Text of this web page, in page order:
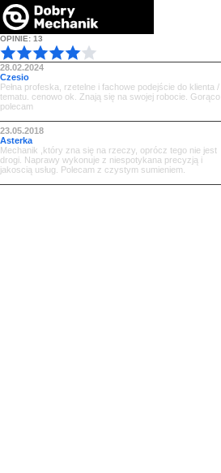
OPINIE: 13
28.02.2024
Czesio
Pełna profeska, rzetelne i fachowe podejście do klienta /
tematu. cenowo ok. Znają się na swojej robocie. Gorąco
polecam
23.05.2018
Asterka
Mechanik ,który zna się na rzeczy, oprócz tego nie jest
drogi. Naprawy wykonuje z niespotykana precyzją i
jakoscią usług. Polecam z czystym sumieniem.